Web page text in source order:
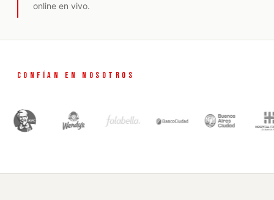
online en vivo.
CONFÍAN EN NOSOTROS